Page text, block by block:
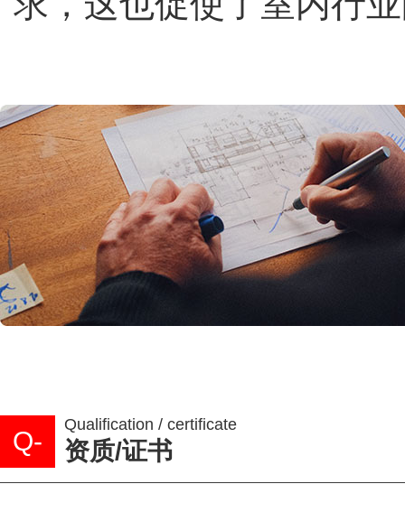
Q-
Qualification / certificate
资质/证书